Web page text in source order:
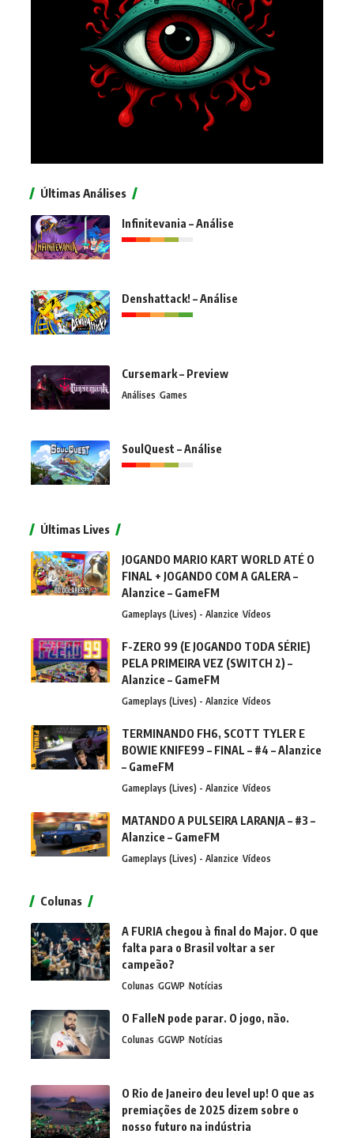
Últimas Análises
Infinitevania – Análise
Denshattack! – Análise
Cursemark – Preview
Análises Games
SoulQuest – Análise
Últimas Lives
JOGANDO MARIO KART WORLD ATÉ O
FINAL + JOGANDO COM A GALERA –
Alanzice – GameFM
Gameplays (Lives) - Alanzice Vídeos
F-ZERO 99 (E JOGANDO TODA SÉRIE)
PELA PRIMEIRA VEZ (SWITCH 2) –
Alanzice – GameFM
Gameplays (Lives) - Alanzice Vídeos
TERMINANDO FH6, SCOTT TYLER E
BOWIE KNIFE99 – FINAL – #4 – Alanzice
– GameFM
Gameplays (Lives) - Alanzice Vídeos
MATANDO A PULSEIRA LARANJA – #3 –
Alanzice – GameFM
Gameplays (Lives) - Alanzice Vídeos
Colunas
A FURIA chegou à final do Major. O que
falta para o Brasil voltar a ser
campeão?
Colunas GGWP Notícias
O FalleN pode parar. O jogo, não.
Colunas GGWP Notícias
O Rio de Janeiro deu level up! O que as
premiações de 2025 dizem sobre o
nosso futuro na indústria